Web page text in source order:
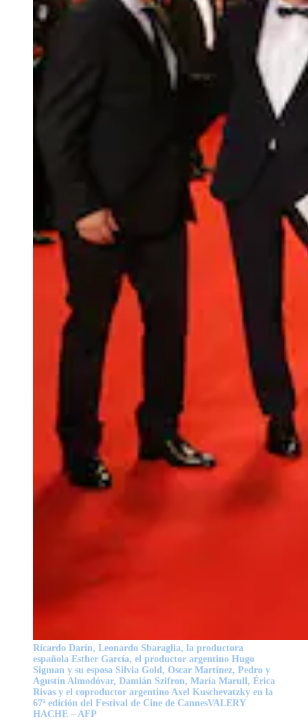
Ricardo Darín, Leonardo Sbaraglia, la productora
española Esther García, el productor argentino Hugo
Sigman y su esposa Silvia Gold, Oscar Martínez, Pedro y
Agustín Almodóvar, Damián Szifron, María Marull, Érica
Rivas y el coproductor argentino Axel Kuschevatzky en la
67ª edición del Festival de Cine de CannesVALERY
HACHE – AFP